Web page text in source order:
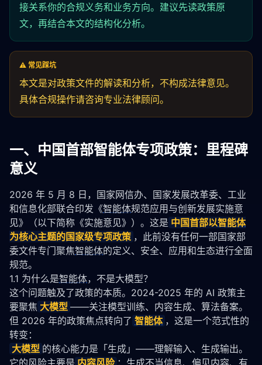
接关系你的合规义务和业务方向。建议先读政策原
文，再结合本文的结构化分析。
⚠️ 常见踩坑
本文是对政策文件的解读和分析，不构成法律意见。
具体合规操作请咨询专业法律顾问。
一、中国首部智能体专项政策：里程碑
意义
2026 年 5 月 8 日，国家网信办、国家发展改革委、工业
和信息化部联合印发《智能体规范应用与创新发展实施意
见》（以下简称《实施意见》）。这是 中国首部以智能体
为核心主题的国家级专项政策 ，此前没有任何一部国家部
委文件专门聚焦智能体的定义、安全、应用和生态进行全面
规范。
1.1 为什么是智能体，不是大模型？
这个问题触及了政策的本质。2024-2025 年的 AI 政策主
要聚焦 大模型 ——关注模型训练、内容生成、算法备案。
但 2026 年的政策焦点转向了 智能体 ，这是一个范式性的
转变：
大模型 的核心能力是「生成」——理解输入、生成输出。
它的风险主要是 内容风险 ：生成不当信息、 偏见内容、有